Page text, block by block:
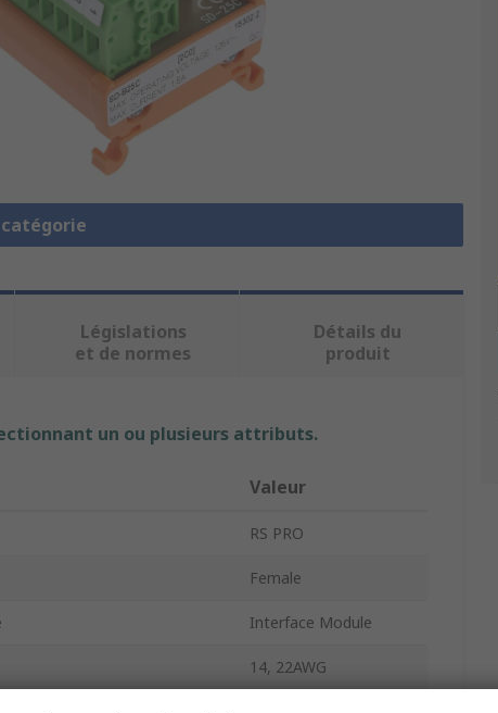
Législations
et de normes
Détails du
produit
un ou plusieurs attributs.
Valeur
RS PRO
Female
Interface Module
14, 22AWG